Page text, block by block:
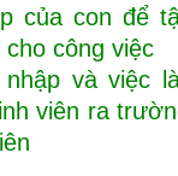
của con để
công việc
và việc
viên ra